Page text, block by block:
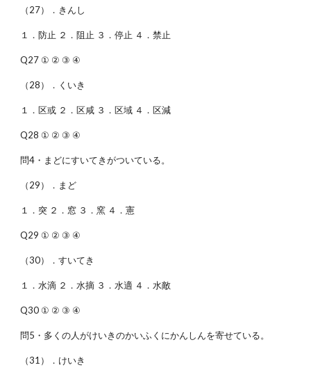
（27）．きんし
１．防止 ２．阻止 ３．停止 ４．禁止
Q27 ① ② ③ ④
（28）．くいき
１．区或 ２．区咸 ３．区域 ４．区減
Q28 ① ② ③ ④
問4・まどにすいてきがついている。
（29）．まど
１．突 ２．窓 ３．窯 ４．憲
Q29 ① ② ③ ④
（30）．すいてき
１．水滴 ２．水摘 ３．水適 ４．水敵
Q30 ① ② ③ ④
問5・多くの人がけいきのかいふくにかんしんを寄せている。
（31）．けいき